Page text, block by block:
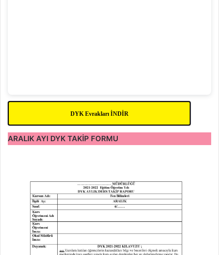
DYK Evrakları İNDİR
ARALIK AYI DYK TAKİP FORMU